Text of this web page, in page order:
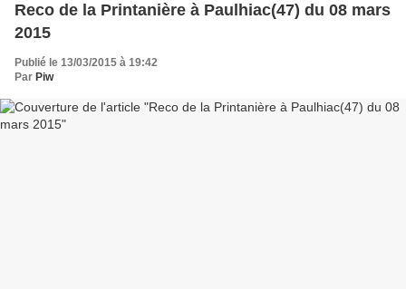
Reco de la Printanière à Paulhiac(47) du 08 mars
2015
Publié le 13/03/2015 à 19:42
Par Piw